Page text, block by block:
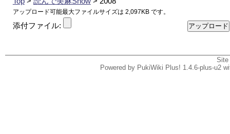
アップロード可能最大ファイルサイズは 2,097KB です。
添付ファイル:
Powered by PukiWiki Plus! 1.4.6-plus-u2